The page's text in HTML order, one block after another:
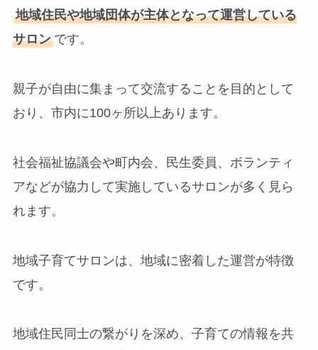
地域住民や地域団体が主体となって運営している
サロン です。
親子が自由に集まって交流することを目的として
おり、市内に100ヶ所以上あります。
社会福祉協議会や町内会、民生委員、ボランティ
アなどが協力して実施しているサロンが多く見ら
れます。
地域子育てサロンは、地域に密着した運営が特徴
です。
地域住民同士の繋がりを深め、子育ての情報を共